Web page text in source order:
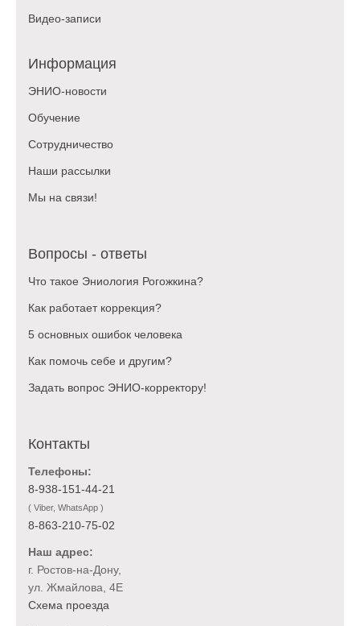
Видео-записи
Информация
ЭНИО-новости
Обучение
Сотрудничество
Наши рассылки
Мы на связи!
Вопросы - ответы
Что такое Эниология Рогожкина?
Как работает коррекция?
5 основных ошибок человека
Как помочь себе и другим?
Задать вопрос ЭНИО-корректору!
Контакты
Телефоны:
8-938-151-44-21
( Viber, WhatsApp )
8-863-210-75-02
Наш адрес:
г. Ростов-на-Дону,
ул. Жмайлова, 4Е
Схема проезда